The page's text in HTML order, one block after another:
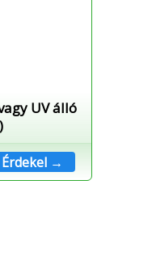
UV álló
Érdekel →